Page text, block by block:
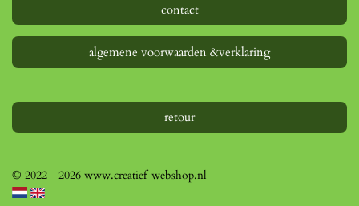
contact
algemene voorwaarden &verklaring
retour
© 2022 - 2026 www.creatief-webshop.nl